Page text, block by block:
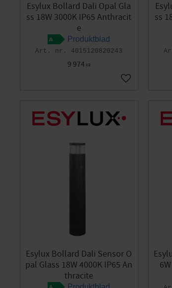
Esylux Bollard Dali Opal Gla
ss 18W 3000K IP65 Anthracit
e
Produktblad
4015120820243
9 974KR
Add to
ss
Esylux Bollard Dali Sensor O
pal Glass 18W 4000K IP65 An
thracite